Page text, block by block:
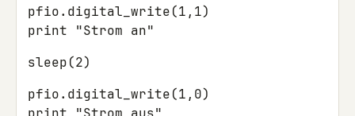
pfio.digital_write(1,1)
pfio.digital_write(1,0)